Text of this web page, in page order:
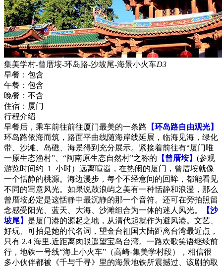
集美学村-曾厝垵-环岛路-沙坡尾-海景小火车D3
早餐： 包含
午餐： 包含
晚餐： 不含
住宿： 厦门
行程介绍
早餐后，乘车前往前往厦门最美的一条路 【环岛路自由观光】
环岛路依海而筑，路面平曲线随海岸线延展，临海见海，绿化
带、沙滩、岛礁、海景得到充分展示。紧接着前往有“厦门唯
一原生态渔村”、“闽南原生态自然村”之称的 【曾厝垵】 (参观
游览时间约 1 小时）远离喧嚣，在热闹的厦门，曾厝垵就像
一个恬静的桃源。海边漫步，每个不经意间的回眸，都能看见
不同的写意风光。如果说鼓浪屿之美有一种恬静和浪漫，那么
曾厝垵必定是这恬静中最沉静的那一个音符。还可在旁拍照留
念感受阳光、蓝天、大海、沙滩组合为一体的迷人风光。
【沙
坡尾】 是厦门港的源起之地，从清代起就作为避风港。文艺、
好玩、可拍是她的代名词，望金台祖国大陆距离台湾最近点，
只有 2.4 海里.近距离肉眼遥望宝岛台湾。一路欢歌笑语继续前
行，地铁一号线“海上小火车”（高崎-集美学村段），相信很
多小伙伴都被《千与千寻》里的海景地铁所震撼过、该剧的取